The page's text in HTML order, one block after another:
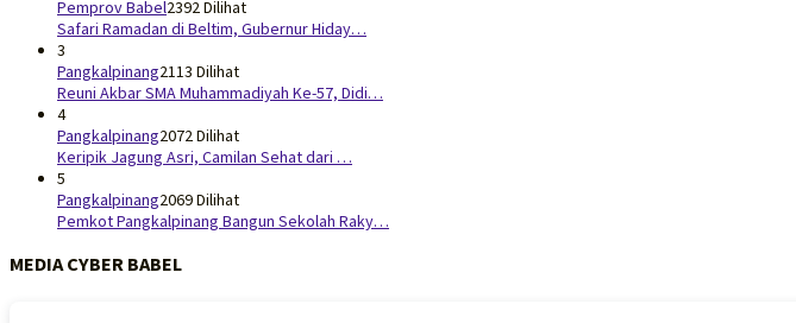
Pemprov Babel2392 Dilihat
Safari Ramadan di Beltim, Gubernur Hiday…
3
Pangkalpinang2113 Dilihat
Reuni Akbar SMA Muhammadiyah Ke-57, Didi…
4
Pangkalpinang2072 Dilihat
Keripik Jagung Asri, Camilan Sehat dari …
5
Pangkalpinang2069 Dilihat
Pemkot Pangkalpinang Bangun Sekolah Raky…
MEDIA CYBER BABEL